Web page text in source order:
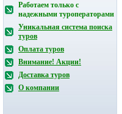
Работаем только с
надежными туроператорами
Уникальная система поиска
туров
Оплата туров
Внимание! Акции!
Доставка туров
О компании